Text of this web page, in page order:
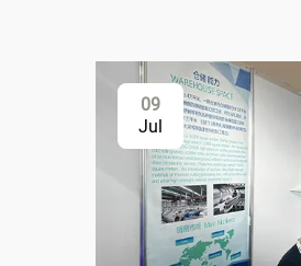
09
Jul